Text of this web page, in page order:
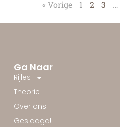
« Vorige 1 2 3 …
Ga Naar
Rijles
Theorie
Over ons
Geslaagd!